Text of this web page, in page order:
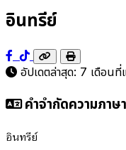
อินทรีย์
อัปเดตล่าสุด: 7 เดือนที่
คำจำกัดความภาษ
อินทรีย์